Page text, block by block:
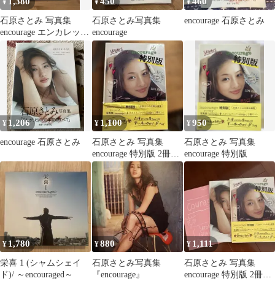
¥
石原さとみ 写真集
encourage エンカレッジ
宝島社
¥
石原さとみ写真集
encourage
¥
encourage 石原さとみ
¥1,206
encourage 石原さとみ
¥ 1,100
石原さとみ 写真集
encourage 特別版 2冊セ
ット
¥950
石原さとみ 写真集
encourage 特別版
¥1,780
栄喜 1 (シャムシェイ
ド)/ ～encouraged～
¥880
石原さとみ写真集
『encourage』
¥ 1,111
石原さとみ 写真集
encourage 特別版 2冊セ